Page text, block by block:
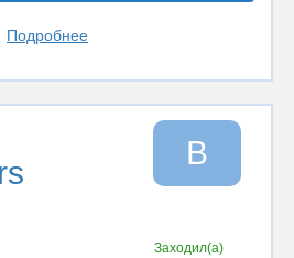
Подробнее
B
Заходил(а)